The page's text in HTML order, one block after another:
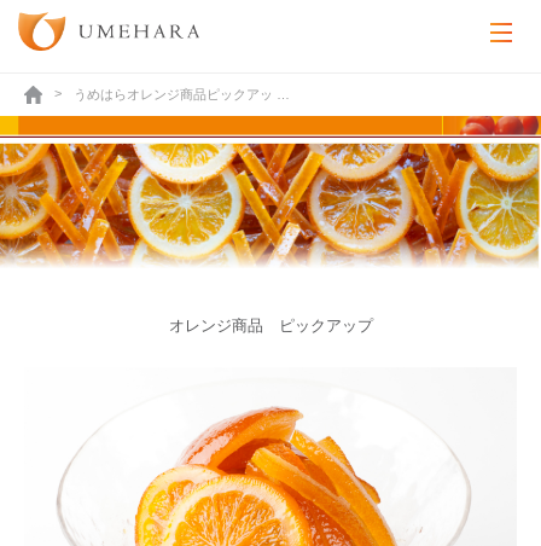
うめはらオレンジ商品ピックアッ …
オレンジ商品 ピックアップ